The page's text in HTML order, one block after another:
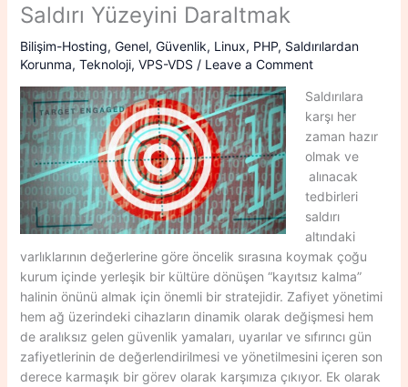
Saldırı Yüzeyini Daraltmak
Bilişim-Hosting, Genel, Güvenlik, Linux, PHP, Saldırılardan
Korunma, Teknoloji, VPS-VDS / Leave a Comment
Saldırılara
karşı her
zaman hazır
olmak ve
alınacak
tedbirleri
saldırı
altındaki
varlıklarının değerlerine göre öncelik sırasına koymak çoğu
kurum içinde yerleşik bir kültüre dönüşen “kayıtsız kalma”
halinin önünü almak için önemli bir stratejidir. Zafiyet yönetimi
hem ağ üzerindeki cihazların dinamik olarak değişmesi hem
de aralıksız gelen güvenlik yamaları, uyarılar ve sıfırıncı gün
zafiyetlerinin de değerlendirilmesi ve yönetilmesini içeren son
derece karmaşık bir görev olarak karşımıza çıkıyor. Ek olarak